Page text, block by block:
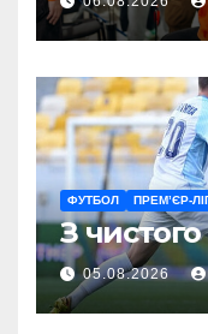
ГАРТ
ФУТБОЛ ПРЕМ’ЄР-
З
05.08.2026